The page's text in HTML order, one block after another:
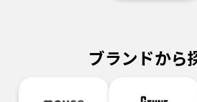
ブランドから